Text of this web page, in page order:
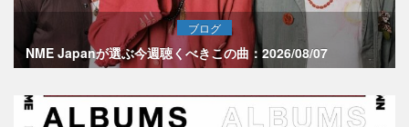
ブログ
NME Japanが選ぶ今週聴くべきこの曲：2026/08/07